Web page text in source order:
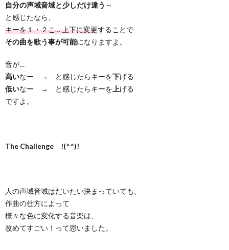
自分の声域音域と少しだけ違う ～
と感じたなら、
キーを１・２こ… 上下に変更することで
その曲を歌う事が可能になりますよ。
音が…
高いなー → と感じたらキーを下げる
低いなー → と感じたらキーを 上げる
ですよ。
The Challenge !(^^)!
人の声域音域はだいたい決まっていても、
作曲の仕方によって
様々な色に変化する音楽は、
改めてすごい！って思いました。